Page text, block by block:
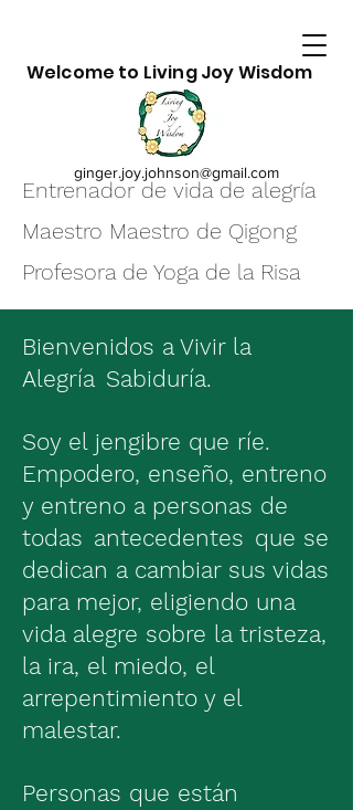
Welcome to Living Joy Wisdom
ginger.joy.johnson@gmail.com
Entrenador de vida de alegría
Maestro Maestro de Qigong
Profesora de Yoga de la Risa
Bienvenidos a Vivir la
Alegría Sabiduría.
Soy el jengibre que ríe.
Empodero, enseño, entreno
y entreno a personas de
todas antecedentes que se
dedican a cambiar sus vidas
para mejor, eligiendo una
vida alegre sobre la tristeza,
la ira, el miedo, el
arrepentimiento y el
malestar.
Personas que están